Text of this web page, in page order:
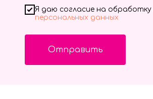
Я даю согласие на обработку
персональных данных
Отправить